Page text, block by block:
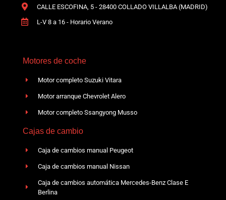
CALLE ESCOFINA, 5 - 28400 COLLADO VILLALBA (MADRID)
L-V 8 a 16 - Horario Verano
Motores de coche
Motor completo Suzuki Vitara
Motor arranque Chevrolet Alero
Motor completo Ssangyong Musso
Cajas de cambio
Caja de cambios manual Peugeot
Caja de cambios manual Nissan
Caja de cambios automática Mercedes-Benz Clase E
Berlina